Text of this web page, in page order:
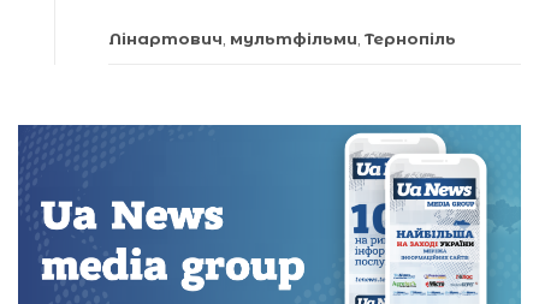
Лінартович, мультфільми, Тернопіль